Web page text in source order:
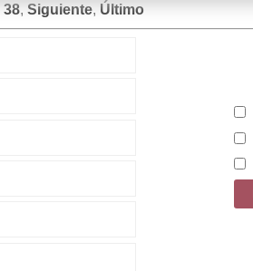
38, Siguiente, Último